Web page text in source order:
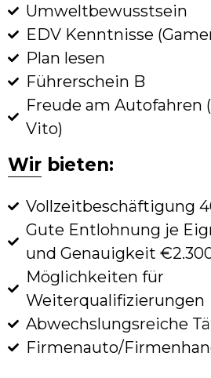
Umweltbewusstsein
EDV Kenntnisse
Plan lesen
Führerschein B
Freude am Autofahren
Vito)
Wir bieten:
Vollzeitbeschäftigung
Gute Entlohnung je
und Genauigkeit
Möglichkeiten für
Weiterqualifizierungen
Abwechslungsreiche
Firmenauto/